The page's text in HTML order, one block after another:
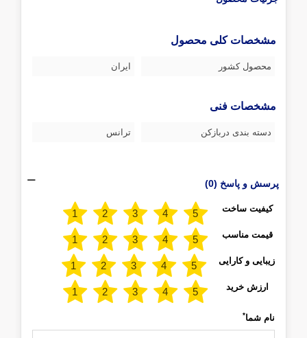
مشخصات کلی محصول
محصول کشور ایران
مشخصات فنی
دسته بندی دربازکن ترانس
پرسش و پاسخ (0)
کیفیت ساخت
قیمت مناسب
زیبایی و کارایی
ارزش خرید
نام شما*